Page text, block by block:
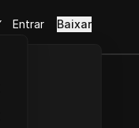
Entrar Baixar